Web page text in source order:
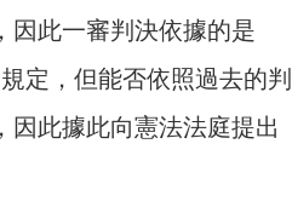
因此一審判決依據的是
定，但能否依照過去的判
因此據此向憲法法庭提出